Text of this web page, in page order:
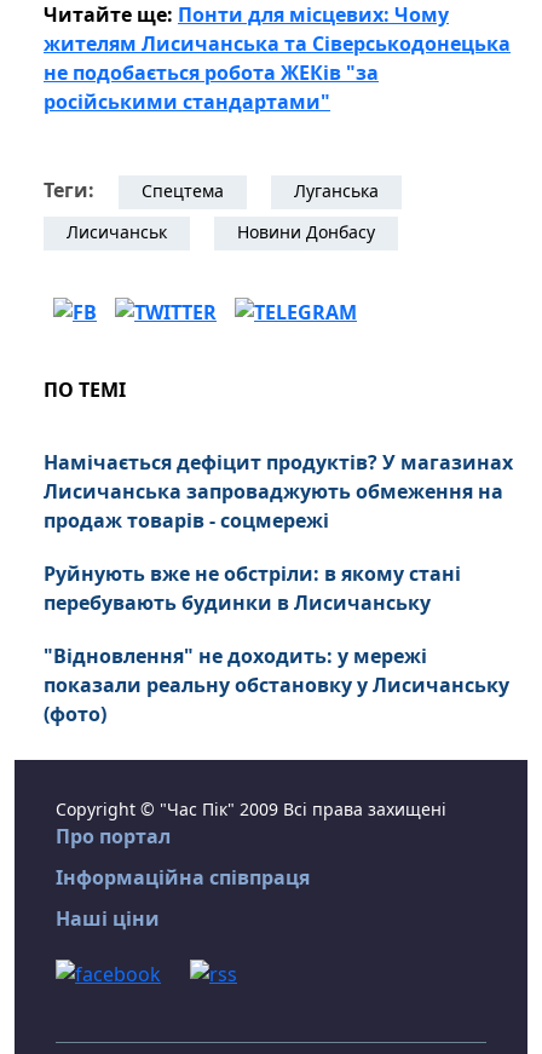
Читайте ще: Понти для місцевих: Чому
жителям Лисичанська та Сіверськодонецька
не подобається робота ЖЕКів "за
російськими стандартами"
Теги: Спецтема
Луганська
Лисичанськ
Новини Донбасу
ПО ТЕМІ
Намічається дефіцит продуктів? У магазинах
Лисичанська запроваджують обмеження на
продаж товарів - соцмережі
Руйнують вже не обстріли: в якому стані
перебувають будинки в Лисичанську
"Відновлення" не доходить: у мережі
показали реальну обстановку у Лисичанську
(фото)
Copyright © "Час Пік" 2009 Всі права захищені
Про портал
Інформаційна співпраця
Наші ціни